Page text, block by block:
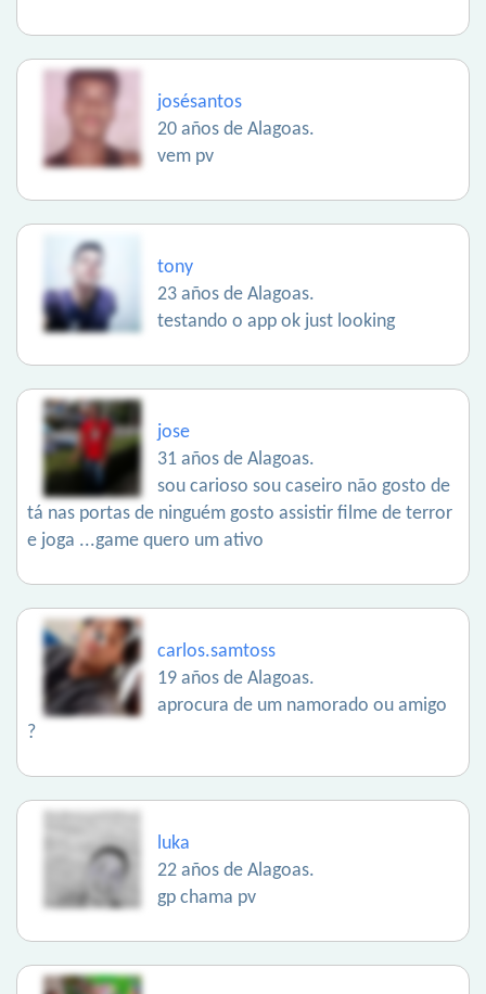
josésantos
20 años de Alagoas.
vem pv
tony
23 años de Alagoas.
testando o app ok just looking
jose
31 años de Alagoas.
sou carioso sou caseiro não gosto de
tá nas portas de ninguém gosto assistir filme de terror
e joga ...game quero um ativo
carlos.samtoss
19 años de Alagoas.
aprocura de um namorado ou amigo
?
luka
22 años de Alagoas.
gp chama pv